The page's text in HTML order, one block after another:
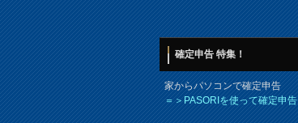
確定申告 特集！
家からパソコンで確定申告
＝＞PASORIを使って確定申告